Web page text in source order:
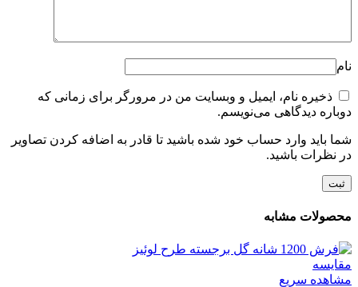
نام
ذخیره نام، ایمیل و وبسایت من در مرورگر برای زمانی که
دوباره دیدگاهی می‌نویسم.
شما باید وارد حساب خود شده باشید تا قادر به اضافه کردن تصاویر
در نظرات باشید.
محصولات مشابه
مقایسه
مشاهده سریع